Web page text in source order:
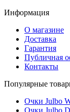
Информация
О магазине
Доставка
Гарантия
Публичная
Контакты
Популярные
Очки Julbo
Очки Julbo